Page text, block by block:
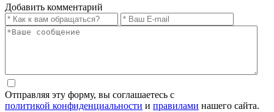
Добавить комментарий
Отправляя эту форму, вы соглашаетесь с
политикой конфиденциальности и правилами нашего сайта.